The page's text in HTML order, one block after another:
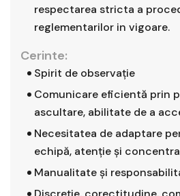
respectarea stricta a
reglementarilor in vigoare.
Cerinte:
Spirit de observaţie
Comunicare eficientă prin
ascultare, abilitate de a
Necesitatea de adaptare
echipă, atenţie şi
Manualitate şi